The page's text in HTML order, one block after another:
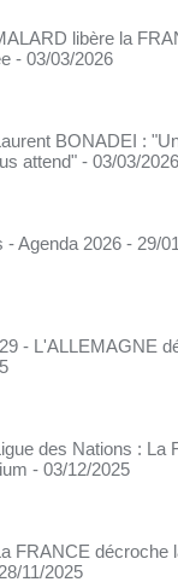
libère la
- 03/03/2026
BONADEI :
attend" - 03/03/2026
- Agenda 2026 - 29/
- L'ALLEMAGNE
des Nations : La
- 03/12/2025
FRANCE décroche
11/2025